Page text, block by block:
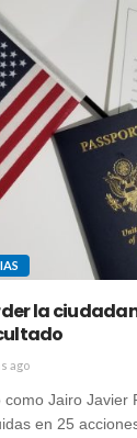
la
ago
Jairo Javier
en 25